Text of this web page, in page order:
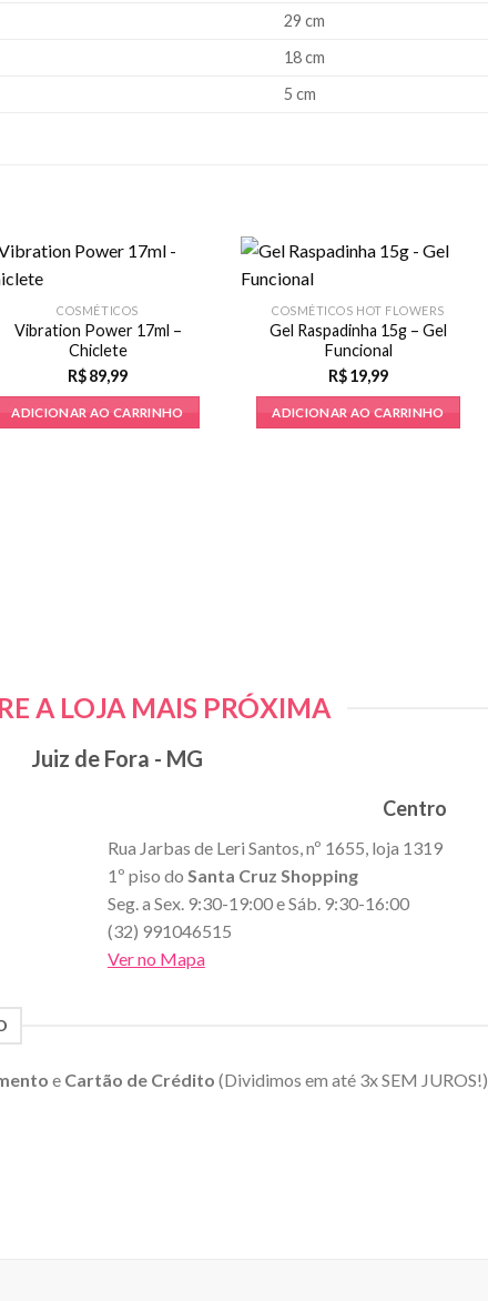
29 cm
18 cm
5 cm
COSMÉTICOS
Vibration Power 17ml –
Chiclete
R$ 89,99
ADICIONAR AO CARRINHO
COSMÉTICOS HOT FLOWERS
Gel Raspadinha 15g – Gel
Funcional
R$ 19,99
ADICIONAR AO CARRINHO
A LOJA MAIS PRÓXIMA
Juiz de Fora - MG
Centro
Rua Jarbas de Leri Santos, nº 1655, loja 1319
1º piso do Santa Cruz Shopping
Seg. a Sex. 9:30-19:00 e Sáb. 9:30-16:00
(32) 991046515
Ver no Mapa
e Cartão de Crédito (Dividimos em até 3x SEM JUROS!)